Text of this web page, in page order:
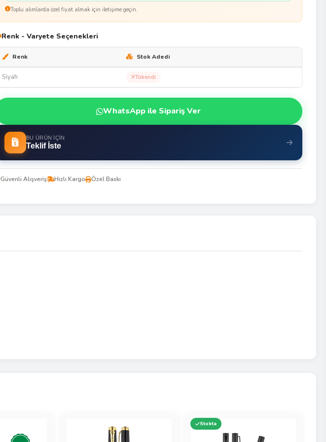
Toplu alımlarda özel fiyat almak için iletişime geçin.
Renk - Varyete Seçenekleri
Renk Stok Adedi
Siyah Tükendi
WhatsApp ile Sipariş Ver
BU ÜRÜN İÇIN
Teklif İste
Güvenli Alışveriş Hızlı Kargo Özel Baskı
Stokta